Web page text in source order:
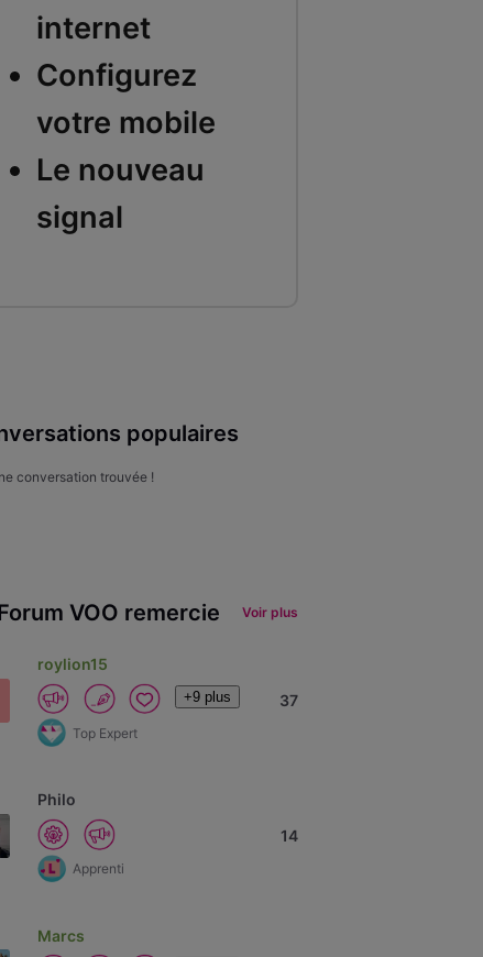
internet
Configurez
votre mobile
Le nouveau
signal
populaires
conversation trouvée !
VOO remercie Voir plus
roylion15
+9 plus
Top Expert
37
Philo
Apprenti
14
Marcs